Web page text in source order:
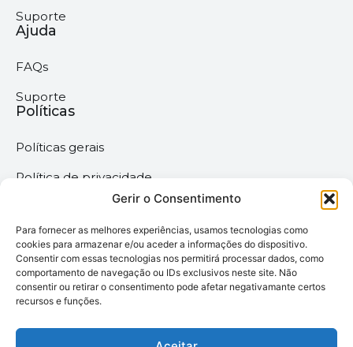
Gerir o Consentimento
Para fornecer as melhores experiências, usamos tecnologias como
cookies para armazenar e/ou aceder a informações do dispositivo.
Consentir com essas tecnologias nos permitirá processar dados, como
comportamento de navegação ou IDs exclusivos neste site. Não
consentir ou retirar o consentimento pode afetar negativamante certos
recursos e funções.
Suporte
Ajuda
FAQs
Suporte
Políticas
Políticas gerais
Política de privacidade
Termos & Condições
Política de cookies
Megaimprime © 2025 |
Todos os Direitos